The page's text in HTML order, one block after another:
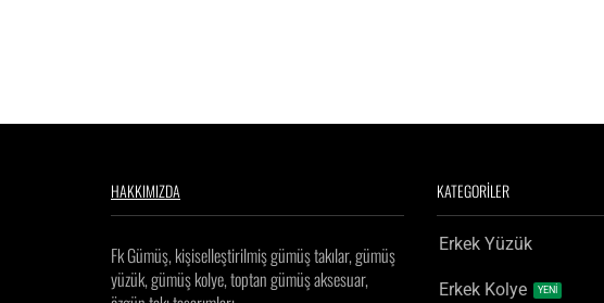
HAKKIMIZDA
Fk Gümüş, kişiselleştirilmiş gümüş takılar, gümüş
yüzük, gümüş kolye, toptan gümüş aksesuar,
KATEGORİLER
Erkek Yüzük
Erkek Kolye YENİ